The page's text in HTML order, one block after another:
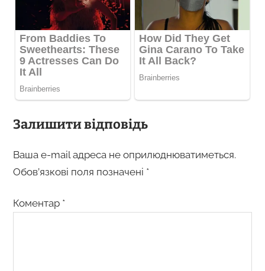
Залишити відповідь
Ваша e-mail адреса не оприлюднюватиметься.
Обов’язкові поля позначені *
Коментар *